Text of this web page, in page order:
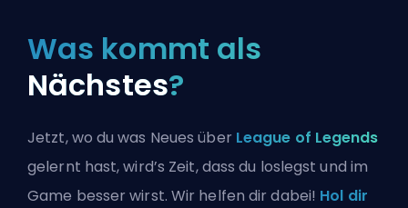
Was kommt als
Nächstes?
Jetzt, wo du was Neues über League of Legends
gelernt hast, wird’s Zeit, dass du loslegst und im
Game besser wirst. Wir helfen dir dabei! Hol dir